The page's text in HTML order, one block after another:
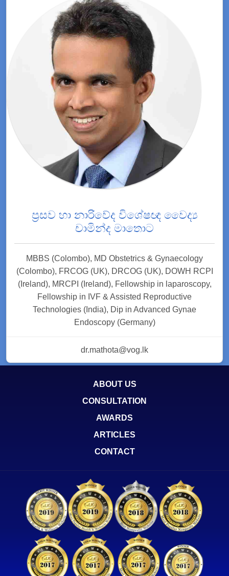
ප්‍රසව හා නාරිවේද විශේෂඥ වෛද්‍ය
චාමින්ද මාතොට
MBBS (Colombo), MD Obstetrics & Gynaecology
(Colombo), FRCOG (UK), DRCOG (UK), DOWH RCPI
(Ireland), MRCPI (Ireland), Fellowship in laparoscopy,
Fellowship in IVF & Assisted Reproductive
Technologies (India), Dip in Advanced Gynae
Endoscopy (Germany)
dr.mathota@vog.lk
ABOUT US
CONSULTATION
AWARDS
ARTICLES
CONTACT